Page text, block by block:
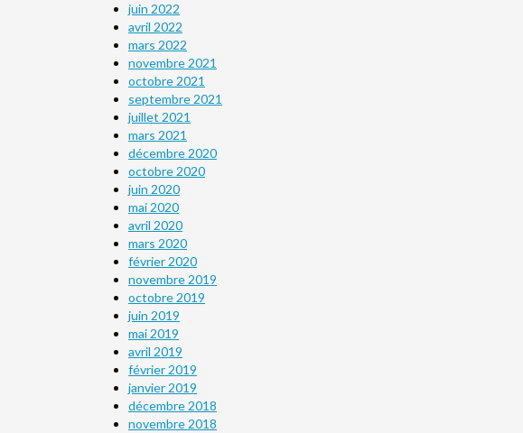
juin 2022
avril 2022
mars 2022
novembre 2021
octobre 2021
septembre 2021
juillet 2021
mars 2021
décembre 2020
octobre 2020
juin 2020
mai 2020
avril 2020
mars 2020
février 2020
novembre 2019
octobre 2019
juin 2019
mai 2019
avril 2019
février 2019
janvier 2019
décembre 2018
novembre 2018